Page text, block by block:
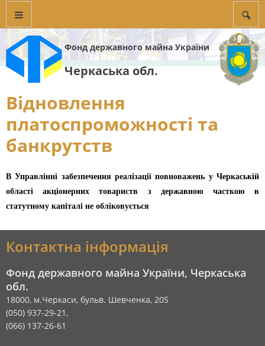
Фонд державного майна України
Черкаська обл.
Відновлення
платоспроможності та
банкрутств
В Управлінні забезпечення реалізації повноважень у Черкаській
області акціонерних товариств з державною часткою в
статутному капіталі не обліковується
Контактна інформація
Фонд державного майна України, Черкаська
обл.
18000, м.Черкаси, бульв. Шевченка, 205
(050) 937-29-21,
(066) 137-26-61